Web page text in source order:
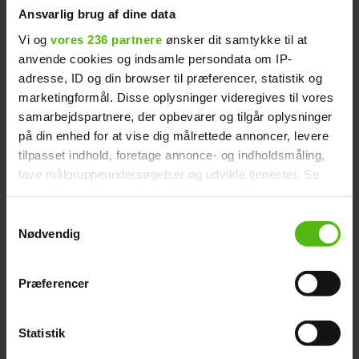
Ansvarlig brug af dine data
Vi og vores 236 partnere ønsker dit samtykke til at
anvende cookies og indsamle persondata om IP-
adresse, ID og din browser til præferencer, statistik og
marketingformål. Disse oplysninger videregives til vores
samarbejdspartnere, der opbevarer og tilgår oplysninger
på din enhed for at vise dig målrettede annoncer, levere
tilpasset indhold, foretage annonce- og indholdsmåling,
lave målgruppeundersøgelser og udvikle tjenester. Se
tilbage eller ændre indstillinger fra vores
"Cookiedeklaration", eller ved at trykke på "Privacy
Vi ønsker dit samtykke til at indsamle og bruge data for
Nødvendig
Præferencer
Statistik
- Det er din prioritet at have Nadja H
herind, forklarer Patricia.
Læs også:
Amalie Szigethy indrømmer
mediestunt
Annonce